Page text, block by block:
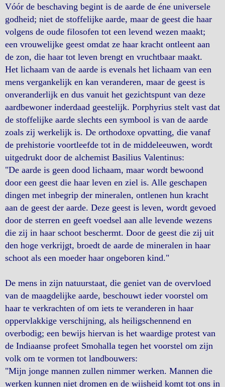
Vóór de beschaving begint is de aarde de éne universele
godheid; niet de stoffelijke aarde, maar de geest die haar
volgens de oude filosofen tot een levend wezen maakt;
een vrouwelijke geest omdat ze haar kracht ontleent aan
de zon, die haar tot leven brengt en vruchtbaar maakt.
Het lichaam van de aarde is evenals het lichaam van een
mens vergankelijk en kan veranderen, maar de geest is
onveranderlijk en dus vanuit het gezichtspunt van deze
aardbewoner inderdaad geestelijk. Porphyrius stelt vast dat
de stoffelijke aarde slechts een symbool is van de aarde
zoals zij werkelijk is. De orthodoxe opvatting, die vanaf
de prehistorie voortleefde tot in de middeleeuwen, wordt
uitgedrukt door de alchemist Basilius Valentinus:
"De aarde is geen dood lichaam, maar wordt bewoond
door een geest die haar leven en ziel is. Alle geschapen
dingen met inbegrip der mineralen, ontlenen hun kracht
aan de geest der aarde. Deze geest is leven, wordt gevoed
door de sterren en geeft voedsel aan alle levende wezens
die zij in haar schoot beschermt. Door de geest die zij uit
den hoge verkrijgt, broedt de aarde de mineralen in haar
schoot als een moeder haar ongeboren kind."
De mens in zijn natuurstaat, die geniet van de overvloed
van de maagdelijke aarde, beschouwt ieder voorstel om
haar te verkrachten of om iets te veranderen in haar
oppervlakkige verschijning, als heiligschennend en
overbodig; een bewijs hiervan is het waardige protest van
de Indiaanse profeet Smohalla tegen het voorstel om zijn
volk om te vormen tot landbouwers:
"Mijn jonge mannen zullen nimmer werken. Mannen die
werken kunnen niet dromen en de wijsheid komt tot ons in